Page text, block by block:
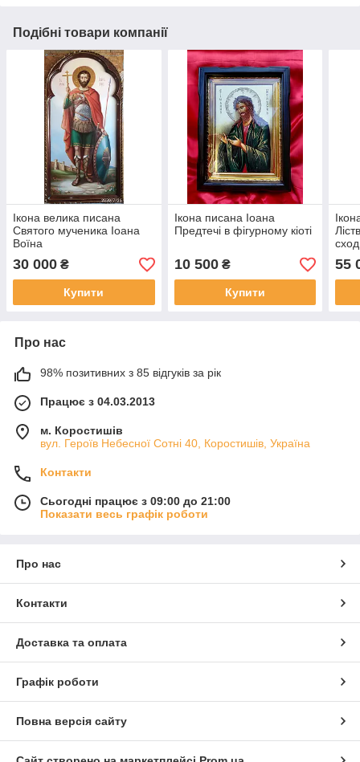
Подібні товари компанії
Ікона велика писана
Святого мученика Іоана
Воїна
30 000 ₴
Купити
Ікона писана Іоана
Предтечі в фігурному кіоті
10 500₴
Купити
55
Про нас
98% позитивних з 85 відгуків за рік
Працює з 04.03.2013
м. Коростишів
вул. Героїв Небесної Сотні 40, Коростишів, Україна
Контакти
Сьогодні працює з 09:00 до 21:00
Показати весь графік роботи
Про нас
Контакти
Доставка та оплата
Графік роботи
Повна версія сайту